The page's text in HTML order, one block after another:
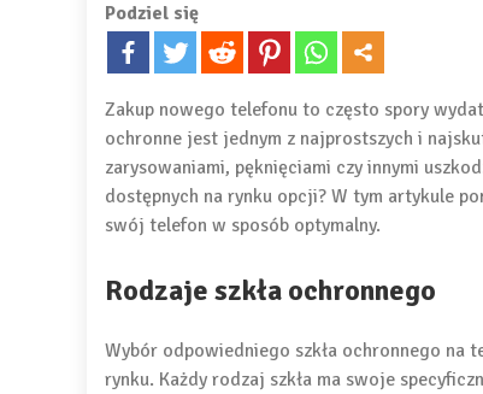
Podziel się
Zakup nowego telefonu to często spory
ochronne jest jednym z najprostszych i
zarysowaniami, pęknięciami czy innymi
dostępnych na rynku opcji? W tym artykule
swój telefon w sposób optymalny.
Rodzaje szkła ochronnego
Wybór odpowiedniego szkła ochronnego na
rynku. Każdy rodzaj szkła ma swoje